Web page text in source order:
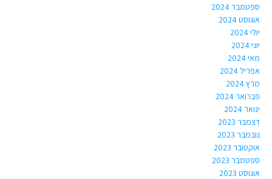
ספטמבר 2024
אוגוסט 2024
יולי 2024
יוני 2024
מאי 2024
אפריל 2024
מרץ 2024
פברואר 2024
ינואר 2024
דצמבר 2023
נובמבר 2023
אוקטובר 2023
ספטמבר 2023
אוגוסט 2023